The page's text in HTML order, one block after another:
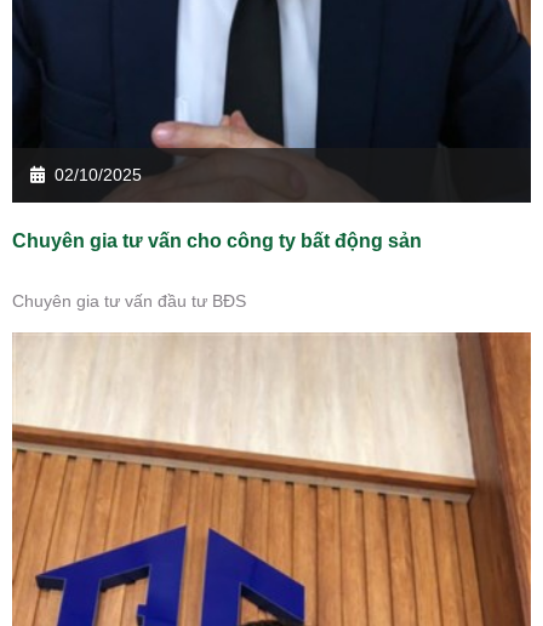
02/10/2025
Chuyên gia tư vấn cho công ty bất động sản
Chuyên gia tư vấn đầu tư BĐS